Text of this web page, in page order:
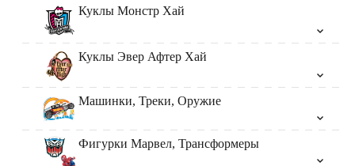
Куклы Монстр Хай
Куклы Эвер Афтер Хай
Машинки, Треки, Оружие
Фигурки Марвел, Трансформеры